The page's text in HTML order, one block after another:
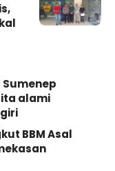
alami
BBM Asal